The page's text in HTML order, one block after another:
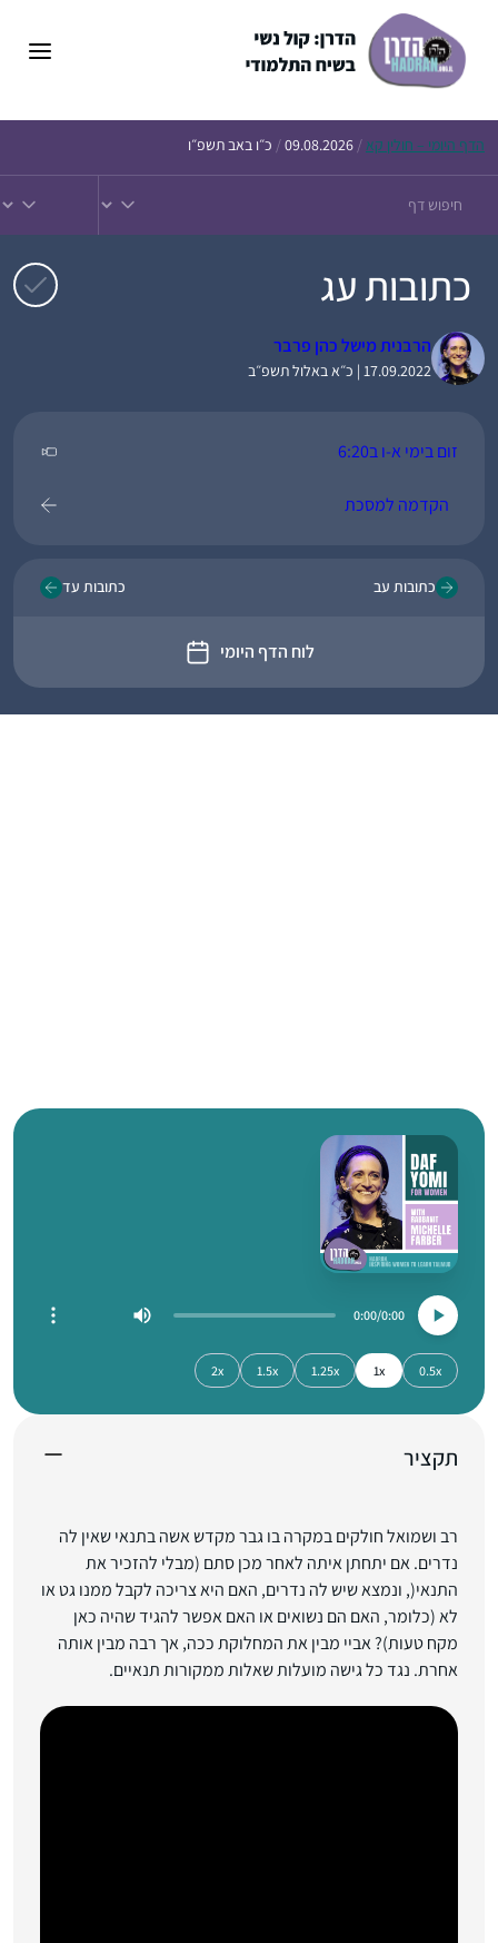
הדף היומי – חולין קא/
09.08.2026
/ כ״ו באב תשפ״ו
כתובות עג
הרבנית מישל כהן פרבר
17.09.2022 | כ״א באלול תשפ״ב
זום בימי א-ו ב6:20
הקדמה למסכת
כתובות עב
לוח הדף היומי
כתובות עד
0:00
0:00
0.5x
1x
1.25x
1.5x
2x
תקציר
רב ושמואל חולקים במקרה בו גבר מקדש אשה בתנאי שאין לה
נדרים. אם יתחתן איתה לאחר מכן סתם (מבלי להזכיר את
התנאי(, ונמצא שיש לה נדרים, האם היא צריכה לקבל ממנו גט או
לא (כלומר, האם הם נשואים או האם אפשר להגיד שהיה כאן
מקח טעות)? אביי מבין את המחלוקת ככה, אך רבה מבין אותה
אחרת. נגד כל גישה מועלות שאלות ממקורות תנאיים.